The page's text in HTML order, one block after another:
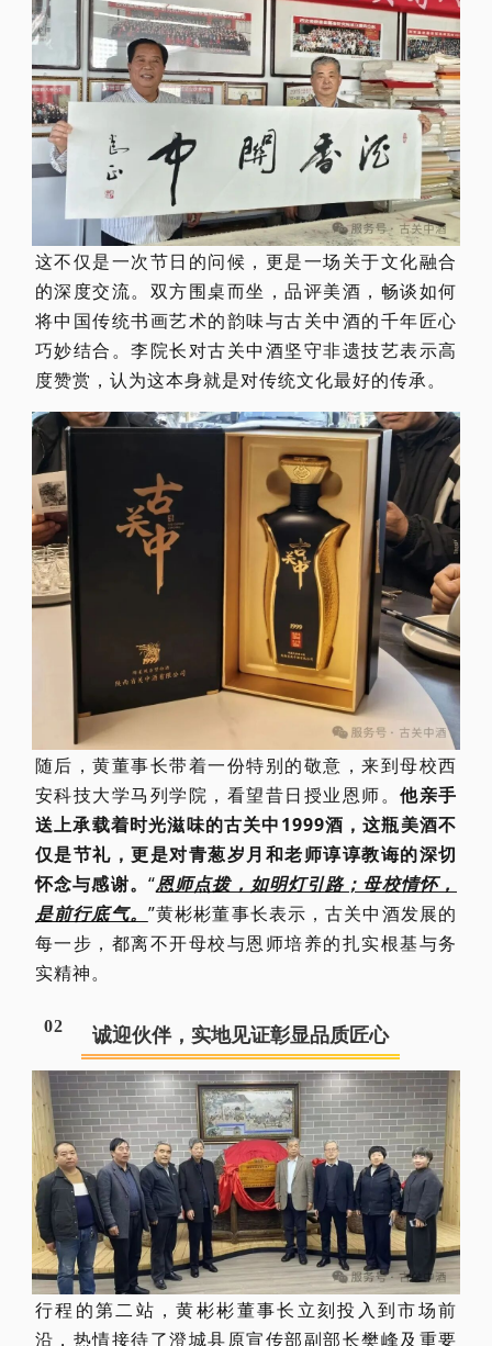
这不仅是一次节日的问候，更是一场关于文化融合
的深度交流。双方围桌而坐，品评美酒，畅谈如何
将中国传统书画艺术的韵味与古关中酒的千年匠心
巧妙结合。李院长对古关中酒坚守非遗技艺表示高
度赞赏，认为这本身就是对传统文化最好的传承。
随后，黄董事长带着一份特别的敬意，来到母校西
安科技大学马列学院，看望昔日授业恩师。他亲手
送上承载着时光滋味的古关中1999酒，这瓶美酒不
仅是节礼，更是对青葱岁月和老师谆谆教诲的深切
怀念与感谢。 “恩师点拨，如明灯引路；母校情怀，
是前行底气。 ”黄彬彬董事长表示，古关中酒发展的
每一步，都离不开母校与恩师培养的扎实根基与务
实精神。
02 诚迎伙伴，实地见证彰显品质匠心
行程的第二站，黄彬彬董事长立刻投入到市场前
沿，热情接待了澄城县原宣传部副部长樊峰及重要